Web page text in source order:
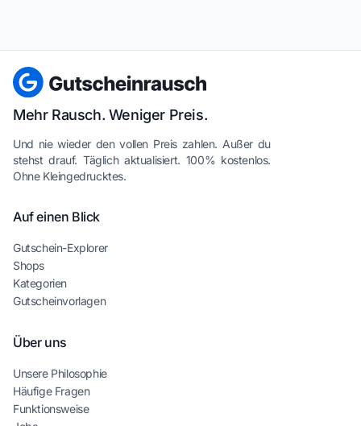
Mehr Rausch. Weniger Preis.
Und nie wieder den vollen Preis zahlen. Außer du
stehst drauf. Täglich aktualisiert. 100% kostenlos.
Ohne Kleingedrucktes.
Auf einen Blick
Gutschein-Explorer
Shops
Kategorien
Gutscheinvorlagen
Über uns
Unsere Philosophie
Häufige Fragen
Funktionsweise